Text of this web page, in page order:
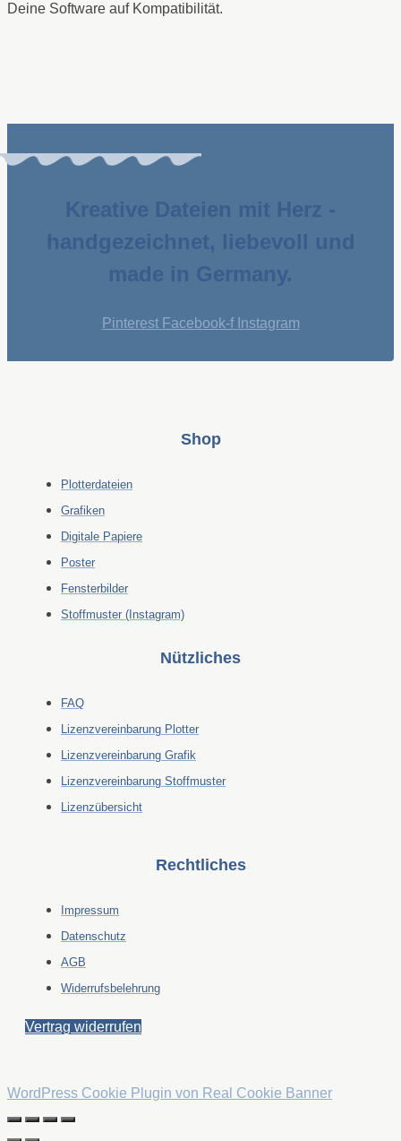
Deine Software auf Kompatibilität.
Kreative Dateien mit Herz -
handgezeichnet, liebevoll und
made in Germany.
Pinterest Facebook-f Instagram
Shop
Plotterdateien
Grafiken
Digitale Papiere
Poster
Fensterbilder
Stoffmuster (Instagram)
Nützliches
FAQ
Lizenzvereinbarung Plotter
Lizenzvereinbarung Grafik
Lizenzvereinbarung Stoffmuster
Lizenzübersicht
Rechtliches
Impressum
Datenschutz
AGB
Widerrufsbelehrung
Vertrag widerrufen
WordPress Cookie Plugin von Real Cookie Banner